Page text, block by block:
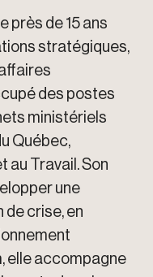
près de 15 ans
stratégiques,
des postes
ministériels
Québec,
au Travail. Son
une
crise, en
elle accompagne